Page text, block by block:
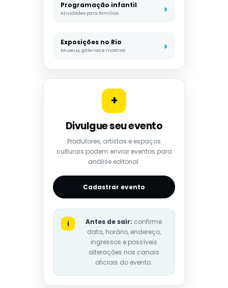
Programação infantil
Atividades para famílias
Exposições no Rio
Museus, galerias e mostras
+
Divulgue seu evento
Produtores, artistas e espaços
culturais podem enviar eventos para
análise editorial.
Cadastrar evento
i Antes de sair: confirme
data, horário, endereço,
ingressos e possíveis
alterações nos canais
oficiais do evento.